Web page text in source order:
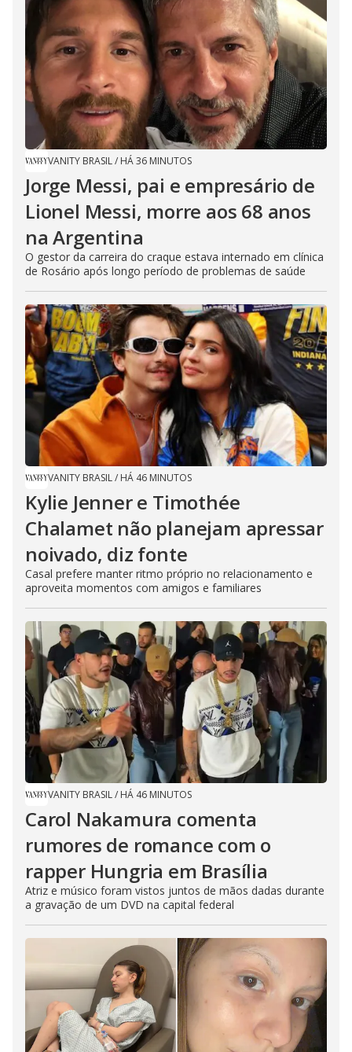
VANITY BRASIL/ HÁ 36 MINUTOS
Jorge Messi, pai e empresário de
Lionel Messi, morre aos 68 anos
na Argentina
O gestor da carreira do craque estava internado em clínica
de Rosário após longo período de problemas de saúde
VANITY BRASIL/ HÁ 46 MINUTOS
Kylie Jenner e Timothée
Chalamet não planejam apressar
noivado, diz fonte
Casal prefere manter ritmo próprio no relacionamento e
aproveita momentos com amigos e familiares
VANITY BRASIL/ HÁ 46 MINUTOS
Carol Nakamura comenta
rumores de romance com o
rapper Hungria em Brasília
Atriz e músico foram vistos juntos de mãos dadas durante
a gravação de um DVD na capital federal